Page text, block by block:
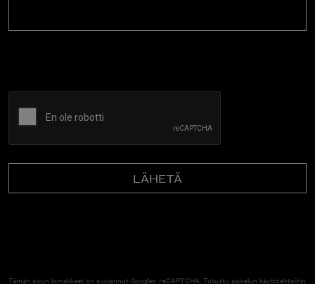
Tämän sivun lomakkeet on suojannut Googlen reCAPTCHA. Tutustu palvelun käyttöehtoihin